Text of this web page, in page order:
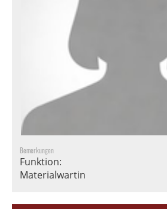
Bemerkungen
Funktion:
Materialwartin